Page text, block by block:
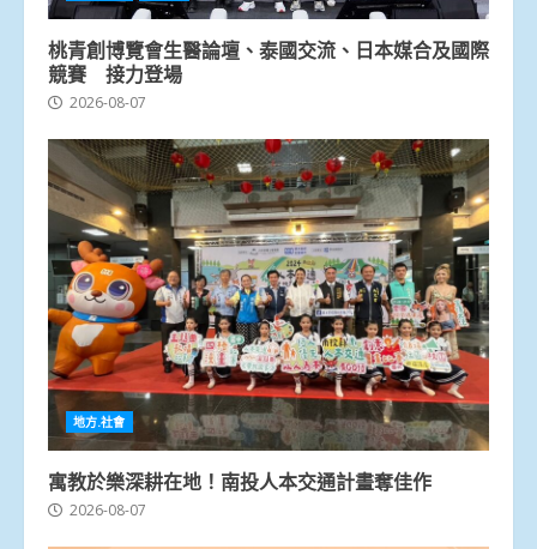
桃青創博覽會生醫論壇、泰國交流、日本媒合及國際
競賽 接力登場
2026-08-07
地方.社會
寓教於樂深耕在地！南投人本交通計畫奪佳作
2026-08-07